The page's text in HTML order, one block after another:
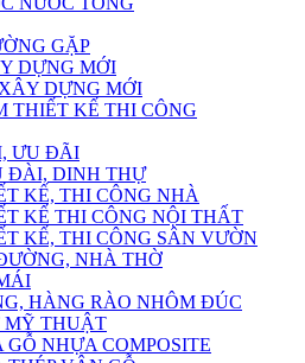
GẶP
DỰNG MỚI
DỰNG MỚI
THIẾT KẾ THI CÔNG
ƯU ĐÃI
ĐÀI, DINH THỰ
KẾ, THI CÔNG NHÀ
KẾ THI CÔNG NỘI THẤT
KẾ, THI CÔNG SÂN VƯỜN
NHÀ THỜ
HÀNG RÀO NHÔM ĐÚC
MỸ THUẬT
NHỰA COMPOSITE